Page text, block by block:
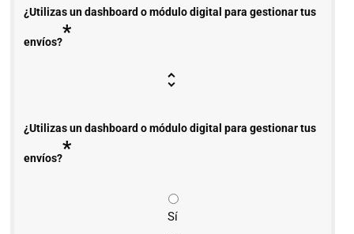
¿Utilizas un dashboard o módulo digital para gestionar tus
envíos?*
¿Utilizas un dashboard o módulo digital para gestionar tus
envíos?*
Sí